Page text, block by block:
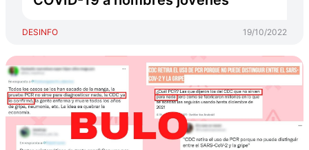
DESINFO 19/10/2022